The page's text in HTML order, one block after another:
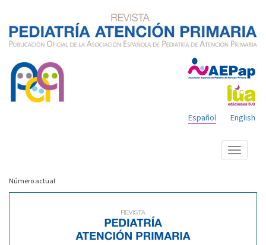
English
Español
Mostrar
menú
Número actual